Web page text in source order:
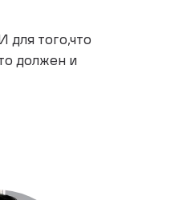
для того,что
должен и